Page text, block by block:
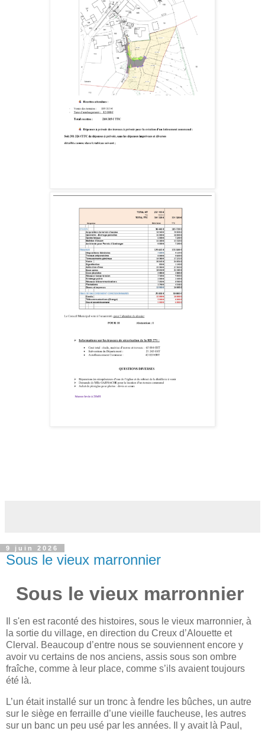
9 juin 2026
Sous le vieux marronnier
Sous le vieux marronnier
Il s'en est raconté des histoires, sous le vieux marronnier, à
la sortie du village, en direction du Creux d’Alouette et
Clerval. Beaucoup d’entre nous se souviennent encore y
avoir vu certains de nos anciens, assis sous son ombre
fraîche, comme à leur place, comme s’ils avaient toujours
été là.
L’un était installé sur un tronc à fendre les bûches, un autre
sur le siège en ferraille d’une vieille faucheuse, les autres
sur un banc un peu usé par les années. Il y avait là Paul,